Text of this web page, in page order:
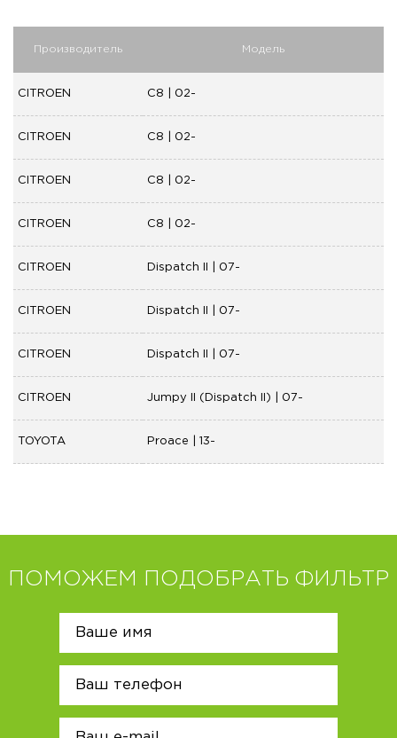
Производитель Модель
CITROEN C8 | 02-
CITROEN C8 | 02-
CITROEN C8 | 02-
CITROEN C8 | 02-
CITROEN Dispatch II | 07-
CITROEN Dispatch II | 07-
CITROEN Dispatch II | 07-
CITROEN Jumpy II (Dispatch II) | 07-
TOYOTA Proace | 13-
ПОМОЖЕМ ПОДОБРАТЬ ФИЛЬТР